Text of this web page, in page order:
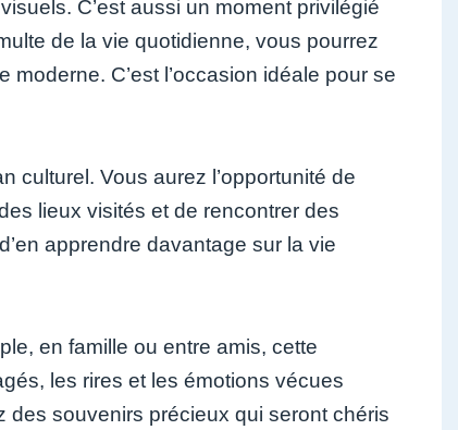
C’est aussi un moment privilégié
de la vie quotidienne, vous pourrez
C’est l’occasion idéale pour se
culturel. Vous aurez l’opportunité de
lieux visités et de rencontrer des
apprendre davantage sur la vie
en famille ou entre amis, cette
les rires et les émotions vécues
souvenirs précieux qui seront chéris